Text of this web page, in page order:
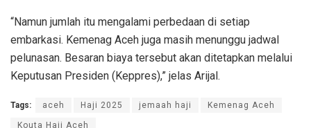
“Namun jumlah itu mengalami perbedaan di setiap
embarkasi. Kemenag Aceh juga masih menunggu jadwal
pelunasan. Besaran biaya tersebut akan ditetapkan melalui
Keputusan Presiden (Keppres),” jelas Arijal.
Tags: aceh Haji 2025 jemaah haji Kemenag Aceh
Kouta Haji Aceh